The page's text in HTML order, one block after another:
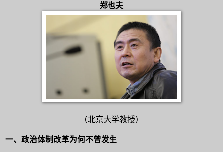
郑也夫
（北京大学教授）
一、政治体制改革为何不曾发生